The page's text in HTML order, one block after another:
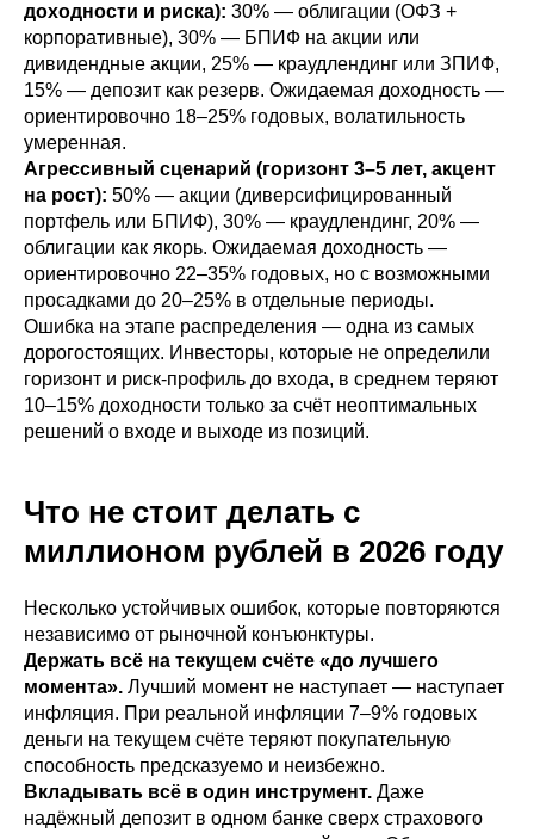
доходности и риска): 30% — облигации (ОФЗ +
корпоративные), 30% — БПИФ на акции или
дивидендные акции, 25% — краудлендинг или ЗПИФ,
15% — депозит как резерв. Ожидаемая доходность —
ориентировочно 18–25% годовых, волатильность
умеренная.
Агрессивный сценарий (горизонт 3–5 лет, акцент
на рост): 50% — акции (диверсифицированный
портфель или БПИФ), 30% — краудлендинг, 20% —
облигации как якорь. Ожидаемая доходность —
ориентировочно 22–35% годовых, но с возможными
просадками до 20–25% в отдельные периоды.
Ошибка на этапе распределения — одна из самых
дорогостоящих. Инвесторы, которые не определили
горизонт и риск-профиль до входа, в среднем теряют
10–15% доходности только за счёт неоптимальных
решений о входе и выходе из позиций.
Что не стоит делать с
миллионом рублей в 2026 году
Несколько устойчивых ошибок, которые повторяются
независимо от рыночной конъюнктуры.
Держать всё на текущем счёте «до лучшего
момента». Лучший момент не наступает — наступает
инфляция. При реальной инфляции 7–9% годовых
деньги на текущем счёте теряют покупательную
способность предсказуемо и неизбежно.
Вкладывать всё в один инструмент. Даже
надёжный депозит в одном банке сверх страхового